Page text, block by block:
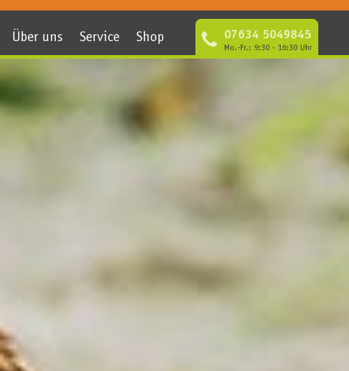
Über uns Service Shop 07634 5049845
Mo.-Fr.: 9:30 - 16:30 Uhr